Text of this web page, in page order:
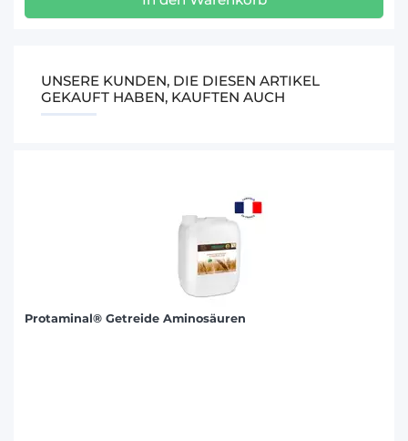
UNSERE KUNDEN, DIE DIESEN ARTIKEL
GEKAUFT HABEN, KAUFTEN AUCH
Protaminal® Getreide Aminosäuren